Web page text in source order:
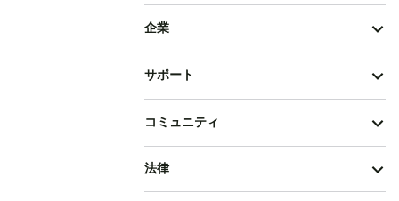
企業
サポート
コミュニティ
法律